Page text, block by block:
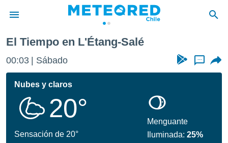
de
por
se
calidad.
a este
las
El Tiempo en L'Étang-Salé
00:03 Sábado ...
Nubes y claros
20°
Sensación de 20°
Menguante
Iluminada:25%